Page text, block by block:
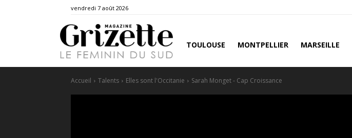
vendredi 7 août 2026
TOULOUSE MONTPELLIER MARSEILLE
Accueil Talents Elles sont l'Occitanie Sarah Monget - Cap Croissance